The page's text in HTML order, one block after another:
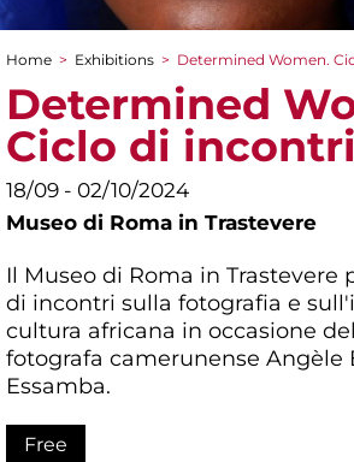
You are here
Home > Exhibitions > Determined Women.
Determined
Ciclo di incontri
18/09 - 02/10/2024
Museo di Roma in Trastevere
Il Museo di Roma in Trastevere
di incontri sulla fotografia e
cultura africana in occasione
fotografa camerunense Angèle
Essamba.
Free